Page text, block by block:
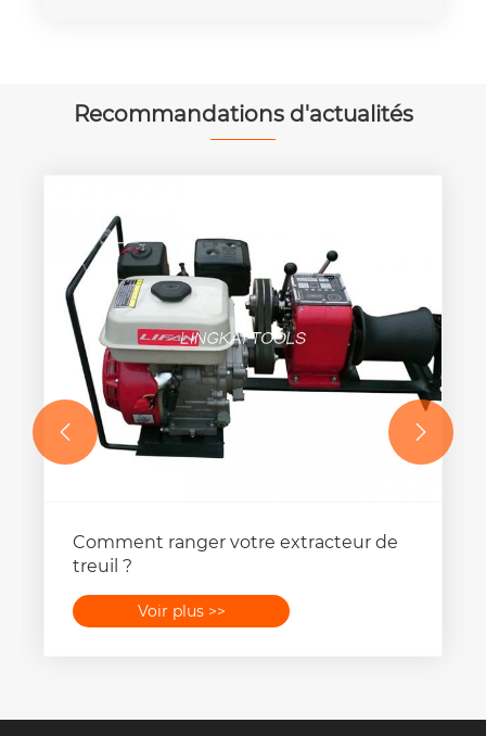
Recommandations d'actualités
Comment ranger votre extracteur de
treuil ?
Voir plus >>
 